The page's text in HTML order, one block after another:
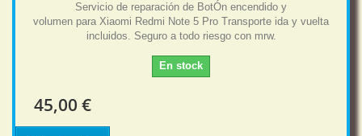
Servicio de reparación de BotÓn encendido y
volumen para Xiaomi Redmi Note 5 Pro Transporte ida y vuelta
incluidos. Seguro a todo riesgo con mrw.
En stock
45,00 €